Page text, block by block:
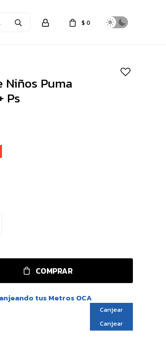
$ 0
Niños Puma
Ps
COMPRAR
tus Metros OCA
Canjear
Canjear